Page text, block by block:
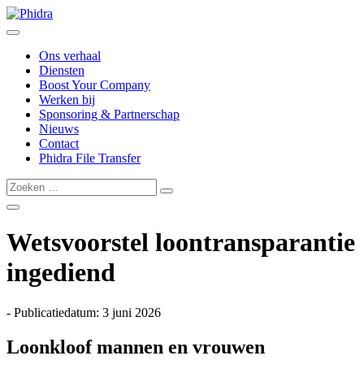
Ons verhaal
Diensten
Boost Your Company
Werken bij
Sponsoring & Partnerschap
Nieuws
Contact
Phidra File Transfer
Wetsvoorstel loontransparantie
ingediend
- Publicatiedatum: 3 juni 2026
Loonkloof mannen en vrouwen